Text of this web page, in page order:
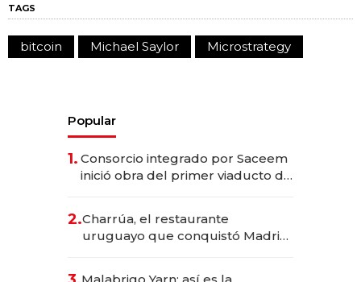
TAGS
bitcoin Michael Saylor Microstrategy
Popular
1. Consorcio integrado por Saceem
inició obra del primer viaducto de
millones
2.Charrúa, el restaurante
uruguayo que conquistó Madrid: